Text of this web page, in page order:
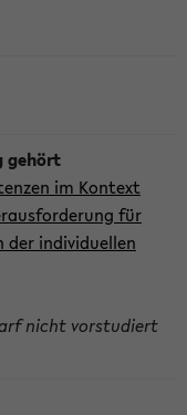
im Kontext
für
der individuellen
nicht vorstudiert